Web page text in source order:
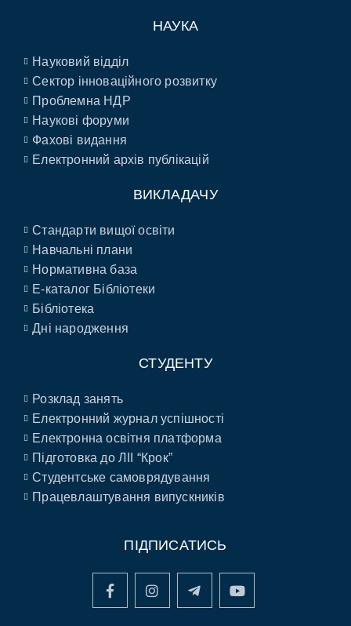
НАУКА
Науковий відділ
Сектор інноваційного розвитку
Проблемна НДР
Наукові форуми
Фахові видання
Електронний архів публікацій
ВИКЛАДАЧУ
Стандарти вищої освіти
Навчальні плани
Нормативна база
E-каталог Бібліотеки
Бібліотека
Дні народження
СТУДЕНТУ
Розклад занять
Електронний журнал успішності
Електронна освітня платформа
Підготовка до ЛІІ “Крок”
Студентське самоврядування
Працевлаштування випускників
ПІДПИСАТИСЬ